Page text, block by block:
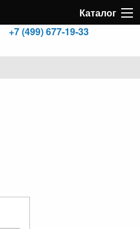
Каталог
+7 (499) 677-19-33